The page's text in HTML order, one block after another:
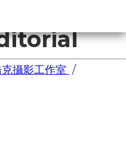
攝影工作室 /